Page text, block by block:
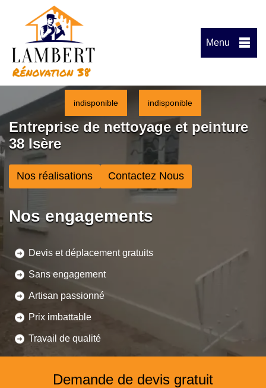
Menu
indisponible indisponible
Entreprise de nettoyage et peinture
38 Isère
Nos réalisations Contactez Nous
Nos engagements
Devis et déplacement gratuits
Sans engagement
Artisan passionné
Prix imbattable
Travail de qualité
Demande de devis gratuit